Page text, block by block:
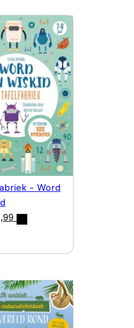
- Word